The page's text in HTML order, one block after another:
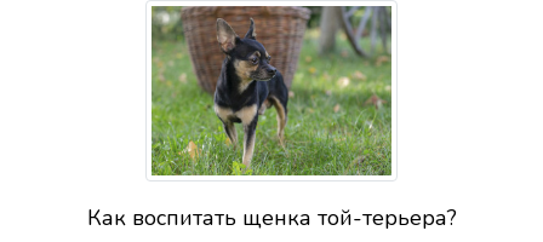
Как воспитать щенка той-терьера?